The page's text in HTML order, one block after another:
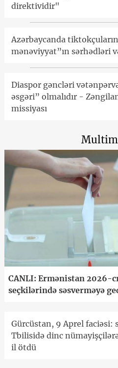
direktividir"
Azərbaycanda
mənəviyyat”ın sərhədləri
Diaspor gəncləri
əsgəri” olmalıdır -
missiyası
CANLI: Ermənistan 2026-
seçkilərində səsverməyə
Gürcüstan, 9 Aprel faciəsi:
Tbilisidə dinc
il ötdü